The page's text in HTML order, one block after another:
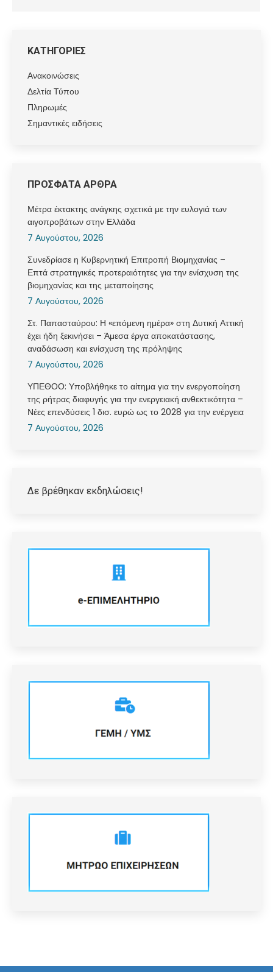
ΚΑΤΗΓΟΡΙΕΣ
Ανακοινώσεις
Δελτία Τύπου
Πληρωμές
Σημαντικές ειδήσεις
ΠΡΟΣΦΑΤΑ ΑΡΘΡΑ
Μέτρα έκτακτης ανάγκης σχετικά με την ευλογιά των
αιγοπροβάτων στην Ελλάδα
7 Αυγούστου, 2026
Συνεδρίασε η Κυβερνητική Επιτροπή Βιομηχανίας –
Επτά στρατηγικές προτεραιότητες για την ενίσχυση της
βιομηχανίας και της μεταποίησης
7 Αυγούστου, 2026
Στ. Παπασταύρου: Η «επόμενη ημέρα» στη Δυτική Αττική
έχει ήδη ξεκινήσει – Άμεσα έργα αποκατάστασης,
αναδάσωση και ενίσχυση της πρόληψης
7 Αυγούστου, 2026
ΥΠΕΘΟΟ: Υποβλήθηκε το αίτημα για την ενεργοποίηση
της ρήτρας διαφυγής για την ενεργειακή ανθεκτικότητα –
Νέες επενδύσεις 1 δισ. ευρώ ως το 2028 για την ενέργεια
7 Αυγούστου, 2026
Δε βρέθηκαν εκδηλώσεις!